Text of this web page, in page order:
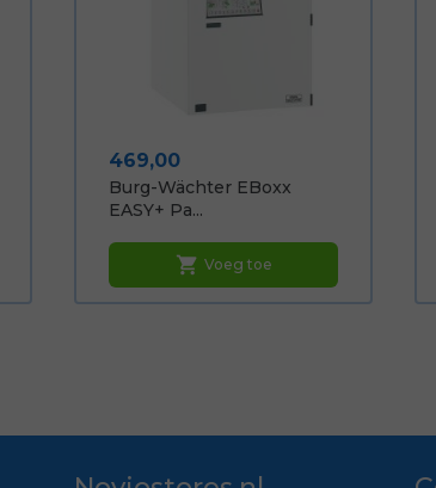
Prijs
469,00
Burg-Wächter EBoxx
EASY+ Pa...
shopping_cart Voeg toe